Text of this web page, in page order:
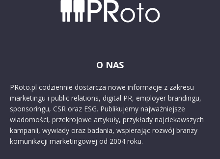
O NAS
PRoto.pl codziennie dostarcza nowe informacje z zakresu
marketingu i public relations, digital PR, employer brandingu,
sponsoringu, CSR oraz ESG. Publikujemy najważniejsze
wiadomości, przekrojowe artykuły, przykłady najciekawszych
kampanii, wywiady oraz badania, wspierając rozwój branży
komunikacji marketingowej od 2004 roku.